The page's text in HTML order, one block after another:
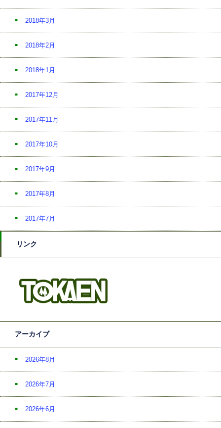
2018年3月
2018年2月
2018年1月
2017年12月
2017年11月
2017年10月
2017年9月
2017年8月
2017年7月
リンク
アーカイブ
2026年8月
2026年7月
2026年6月